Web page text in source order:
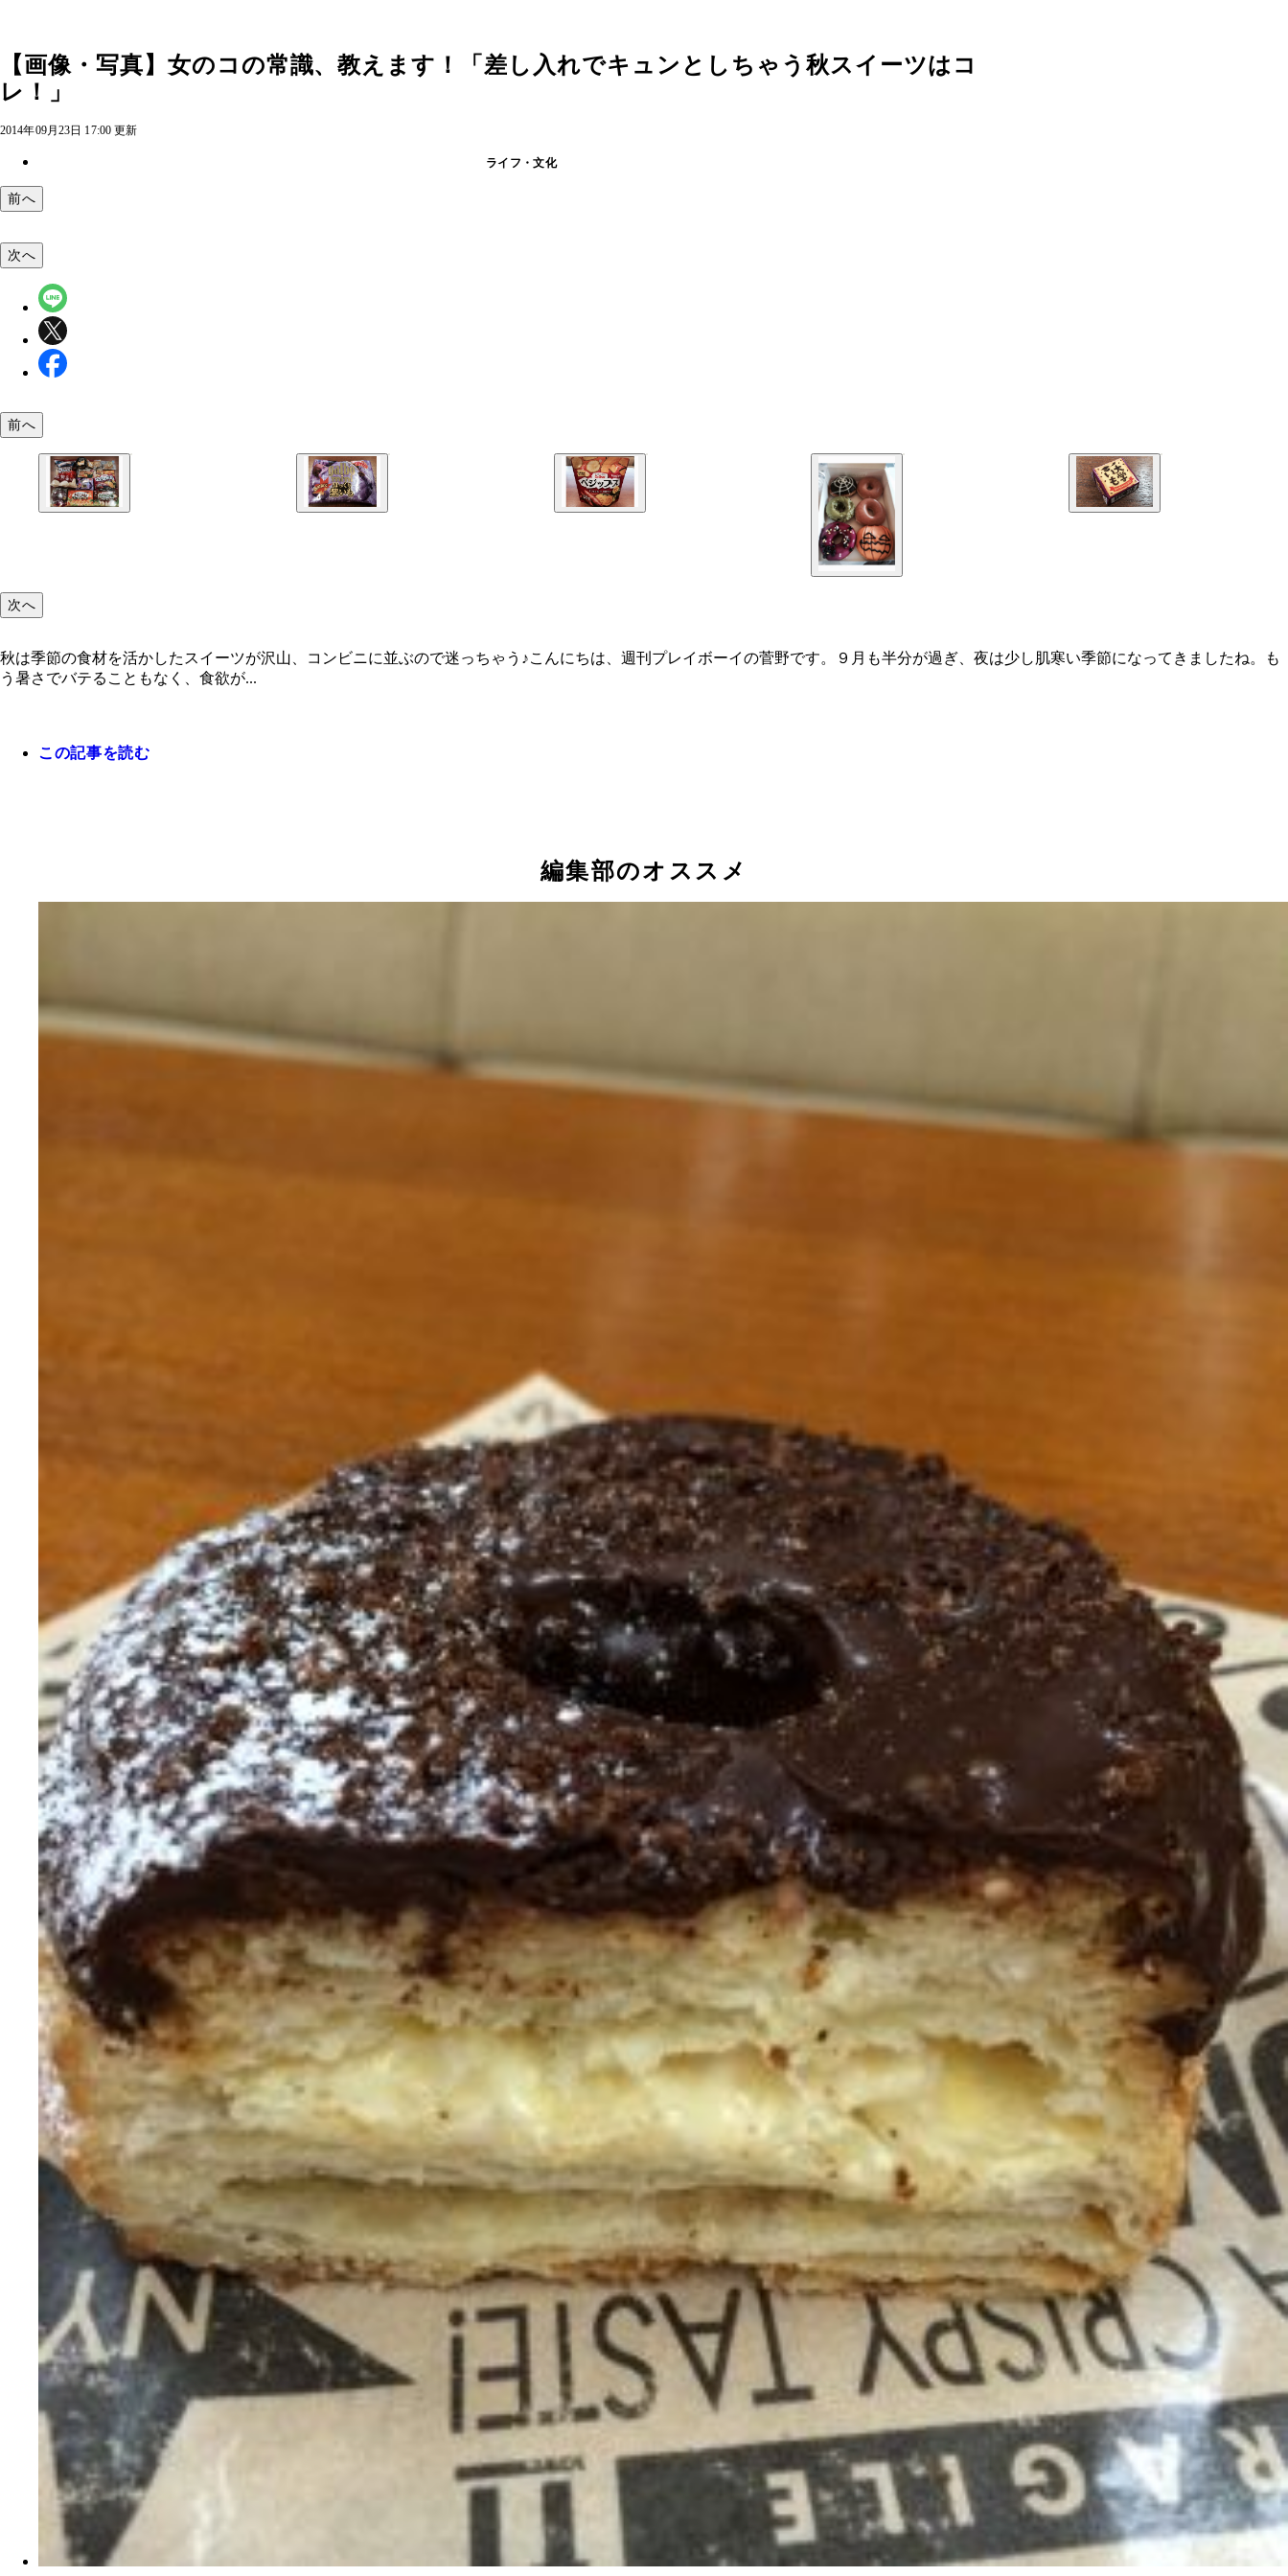
【画像・写真】女のコの常識、教えます！「差し入れでキュンとしちゃう秋スイーツはコ
レ！」
2014年09月23日 17:00 更新
ライフ・文化
前へ
次へ
前へ
次へ
秋は季節の食材を活かしたスイーツが沢山、コンビニに並ぶので迷っちゃう♪こんにちは、週刊プレイボーイの菅野です。９月も半分が過ぎ、夜は少し肌寒い季節になってきましたね。も
う暑さでバテることもなく、食欲が...
この記事を読む
編集部のオススメ